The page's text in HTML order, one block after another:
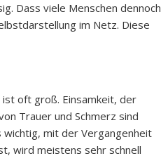
Dass viele Menschen dennoch
im Netz. Diese
oft groß. Einsamkeit, der
Trauer und Schmerz sind
mit der Vergangenheit
wird meistens sehr schnell